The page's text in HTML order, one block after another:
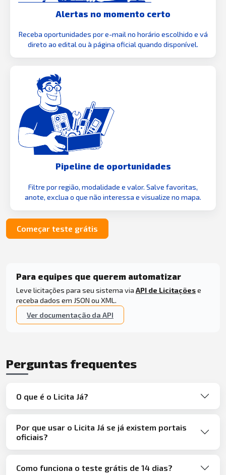
Alertas no momento certo
Receba oportunidades por e-mail no horário escolhido e vá
direto ao edital ou à página oficial quando disponível.
Pipeline de oportunidades
Filtre por região, modalidade e valor. Salve favoritas,
anote, exclua o que não interessa e visualize no mapa.
Começar teste grátis
Para equipes que querem automatizar
Leve licitações para seu sistema via API de Licitaçõese
receba dados em JSON ou XML.
Ver documentação da API
Perguntas frequentes
O que é o Licita Já?
Por que usar o Licita Já se já existem portais
oficiais?
Como funciona o teste grátis de 14 dias?